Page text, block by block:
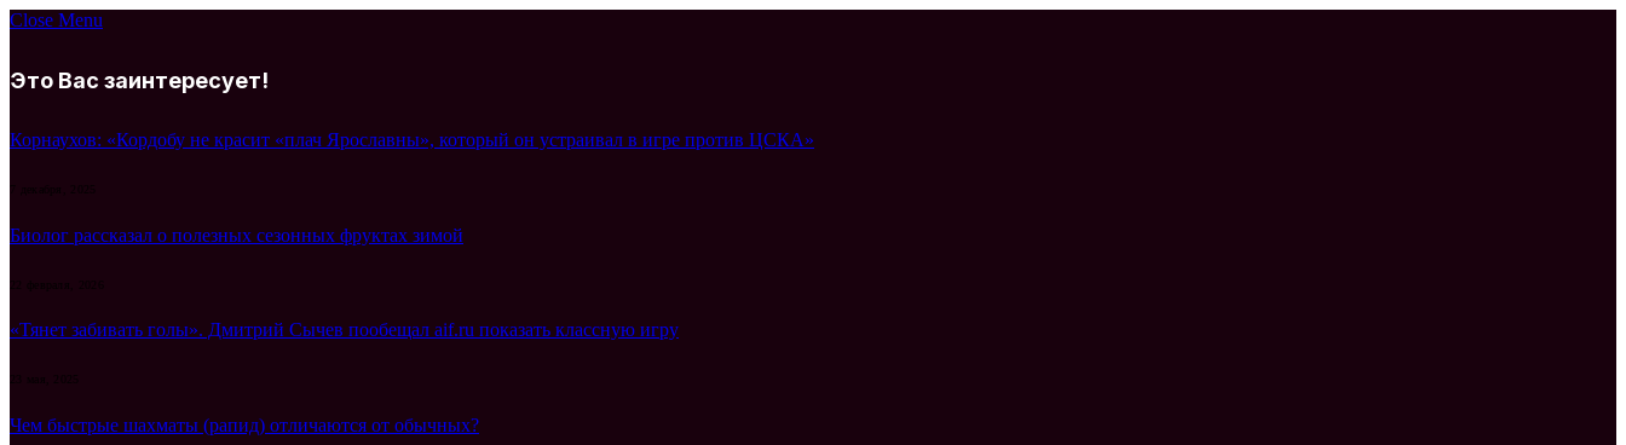
Close Menu
Это Вас заинтересует!
Корнаухов: «Кордобу не красит «плач Ярославны», который он устраивал в игре против ЦСКА»
Биолог рассказал о полезных сезонных фруктах зимой
«Тянет забивать голы». Дмитрий Сычев пообещал aif.ru показать классную игру
23 мая, 2025
Чем быстрые шахматы (рапид) отличаются от обычных?